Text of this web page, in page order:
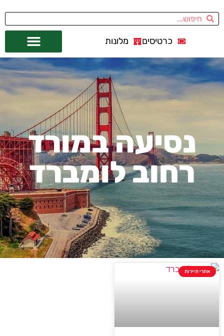
כרטיסים מלונות
נסיעה במורד
רחוב לומברד
אתרי תיירות